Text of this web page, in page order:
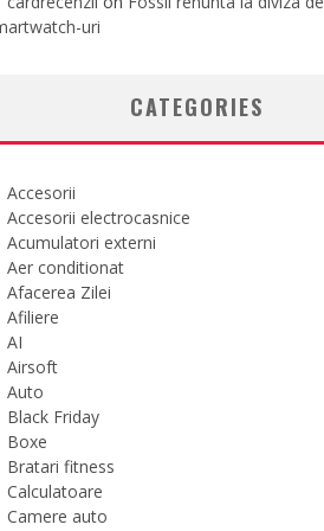
uri
CATEGORIES
Accesorii
Accesorii electrocasnice
Acumulatori externi
Aer conditionat
Afacerea Zilei
Afiliere
AI
Airsoft
Auto
Black Friday
Boxe
Bratari fitness
Calculatoare
Camere auto